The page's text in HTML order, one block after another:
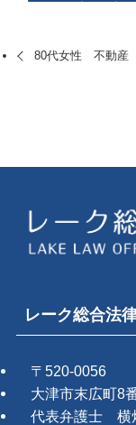
80代女性 不動産
レーク総合法
〒520-0056
大津市末広町8
代表弁護士 横